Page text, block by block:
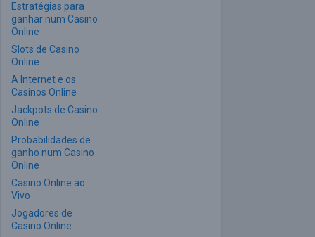
Estratégias para
ganhar num Casino
Online
Slots de Casino
Online
A Internet e os
Casinos Online
Jackpots de Casino
Online
Probabilidades de
ganho num Casino
Online
Casino Online ao
Vivo
Jogadores de
Casino Online